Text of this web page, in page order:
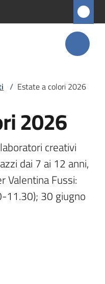
/ Estate a colori 2026
2026
creativi
dai 7 ai 12 anni,
Valentina Fussi:
30 giugno